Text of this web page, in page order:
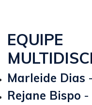
EQUIPE
Marleide Dias
Rejane Bispo -